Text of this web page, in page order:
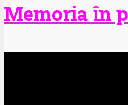
Memoria în